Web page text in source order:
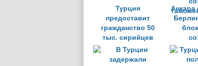
Турция
предоставит
гражданство 50
тыс. сирийцев
Анкара